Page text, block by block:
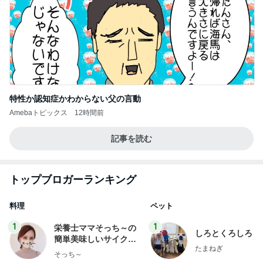
特性か認知症かわからない父の言動
Amebaトピックス 12時間前
記事を読む
トップブロガーランキング
料理
1
栄養士ママそっち～の
簡単美味しいサイクル
献立
そっち～
ペット
1
しろとくろしろ
たまねぎ